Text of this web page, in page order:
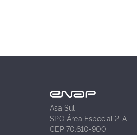
Asa Sul
SPO Área Especial 2-A
CEP 70.610-900